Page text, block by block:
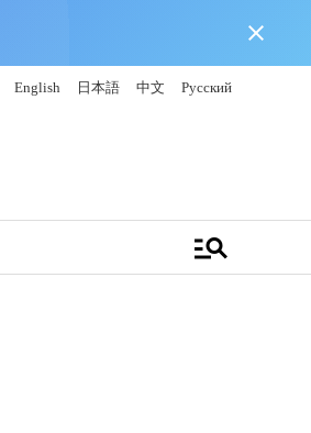
close
English 日本語 中文 Русский
manage_search